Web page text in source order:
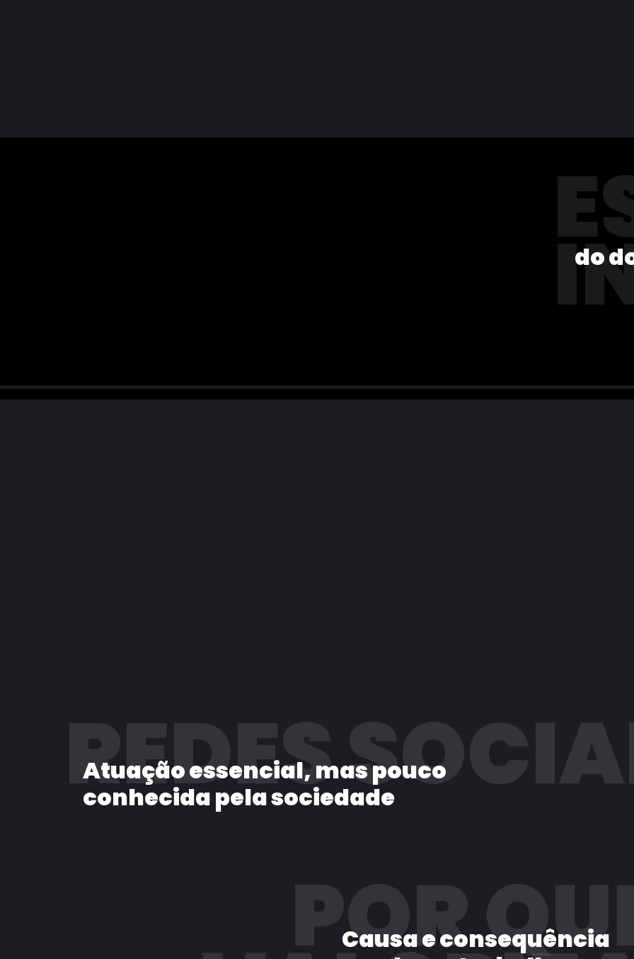
do
REDES
Atuação essencial, mas pouco
conhecida pela sociedade
POR
Causa e consequência